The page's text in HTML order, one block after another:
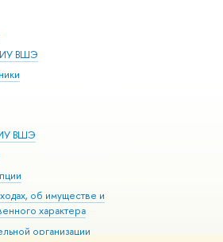
ВШЭ
ВШЭ
об имуществе и
характера
организации